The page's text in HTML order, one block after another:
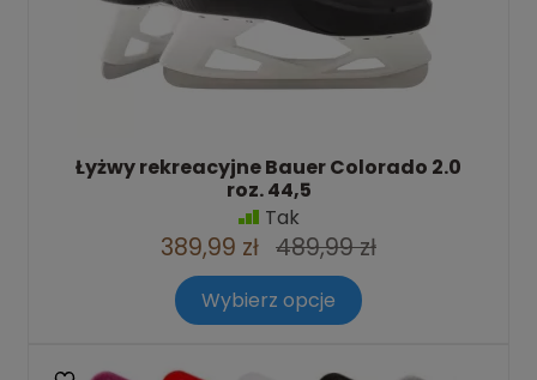
Łyżwy rekreacyjne Bauer Colorado 2.0
roz. 44,5
Tak
389,99 zł 489,99 zł
Wybierz opcje